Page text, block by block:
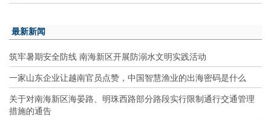
最新新闻
筑牢暑期安全防线 南海新区开展防溺水文明实践活动
一家山东企业让越南官员点赞，中国智慧渔业的出海密码是什么
关于对南海新区海晏路、明珠西路部分路段实行限制通行交通管理
措施的通告